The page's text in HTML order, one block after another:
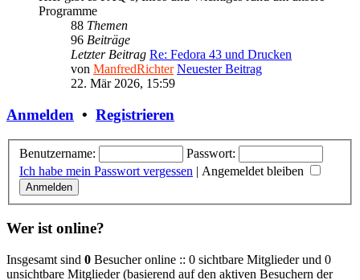
Programme
88 Themen
96 Beiträge
Letzter Beitrag Re: Fedora 43 und Drucken
von ManfredRichter Neuester Beitrag
22. Mär 2026, 15:59
Anmelden • Registrieren
Benutzername:
Passwort:
Ich habe mein Passwort vergessen | Angemeldet bleiben
Wer ist online?
Insgesamt sind 0 Besucher online :: 0 sichtbare Mitglieder und 0
unsichtbare Mitglieder (basierend auf den aktiven Besuchern der